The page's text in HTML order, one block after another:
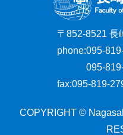
〒852-8521 長
phone:095-
095-
fax:095-819-
COPYRIGHT ©